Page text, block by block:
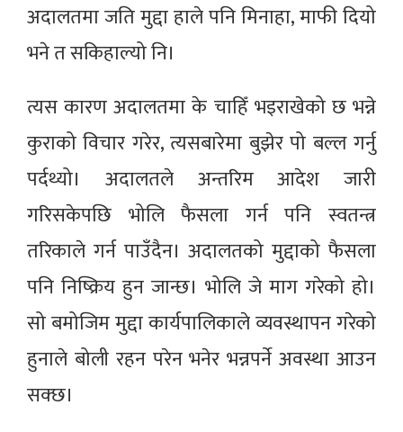
अदालतमा जति मुद्दा हाले पनि मिनाहा, माफी दियो
भने त सकिहाल्यो नि।
त्यस कारण अदालतमा के चाहिँ भइराखेको छ भन्ने
कुराको विचार गरेर, त्यसबारेमा बुझेर पो बल्ल गर्नु
पर्दथ्यो। अदालतले अन्तरिम आदेश जारी
गरिसकेपछि भोलि फैसला गर्न पनि स्वतन्त्र
तरिकाले गर्न पाउँदैन। अदालतको मुद्दाको फैसला
पनि निष्क्रिय हुन जान्छ। भोलि जे माग गरेको हो।
सो बमोजिम मुद्दा कार्यपालिकाले व्यवस्थापन गरेको
हुनाले बोली रहन परेन भनेर भन्नपर्ने अवस्था आउन
सक्छ।